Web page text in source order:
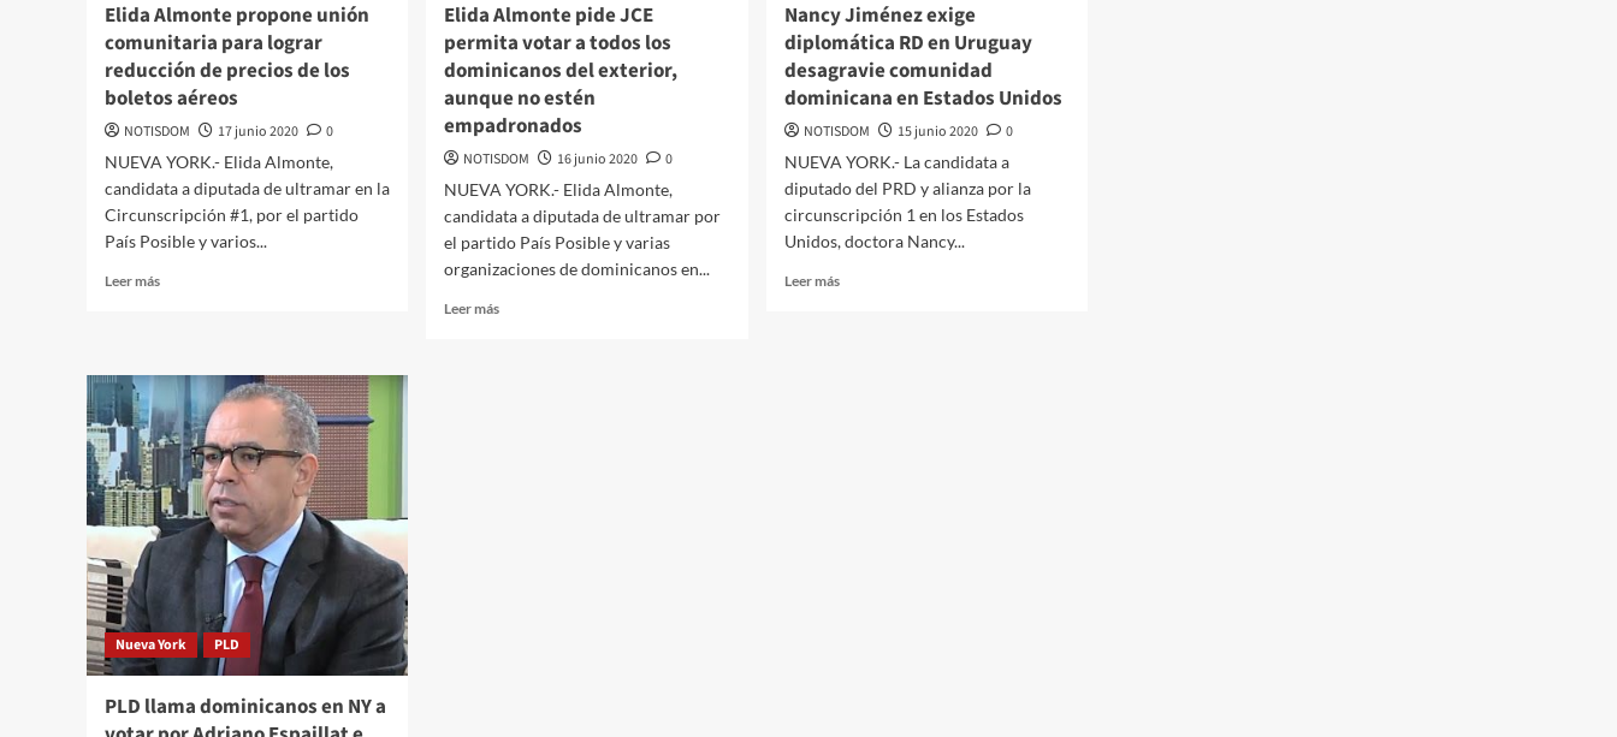
Elida Almonte propone unión
comunitaria para lograr
reducción de precios de los
boletos aéreos
NOTISDOM 17 junio 2020
0
NUEVA YORK.- Elida Almonte,
candidata a diputada de ultramar en la
Circunscripción #1, por el partido
País Posible y varios...
Leer más
Elida Almonte pide JCE
permita votar a todos los
dominicanos del exterior,
aunque no estén
empadronados
NOTISDOM 16 junio 2020
0
NUEVA YORK.- Elida Almonte,
candidata a diputada de ultramar por
el partido País Posible y varias
organizaciones de dominicanos en...
Leer más
Nancy Jiménez exige
diplomática RD en Uruguay
desagravie comunidad
dominicana en Estados Unidos
NOTISDOM 15 junio 2020
0
NUEVA YORK.- La candidata a
diputado del PRD y alianza por la
circunscripción 1 en los Estados
Unidos, doctora Nancy...
Leer más
Nueva York PLD
PLD llama dominicanos en NY a